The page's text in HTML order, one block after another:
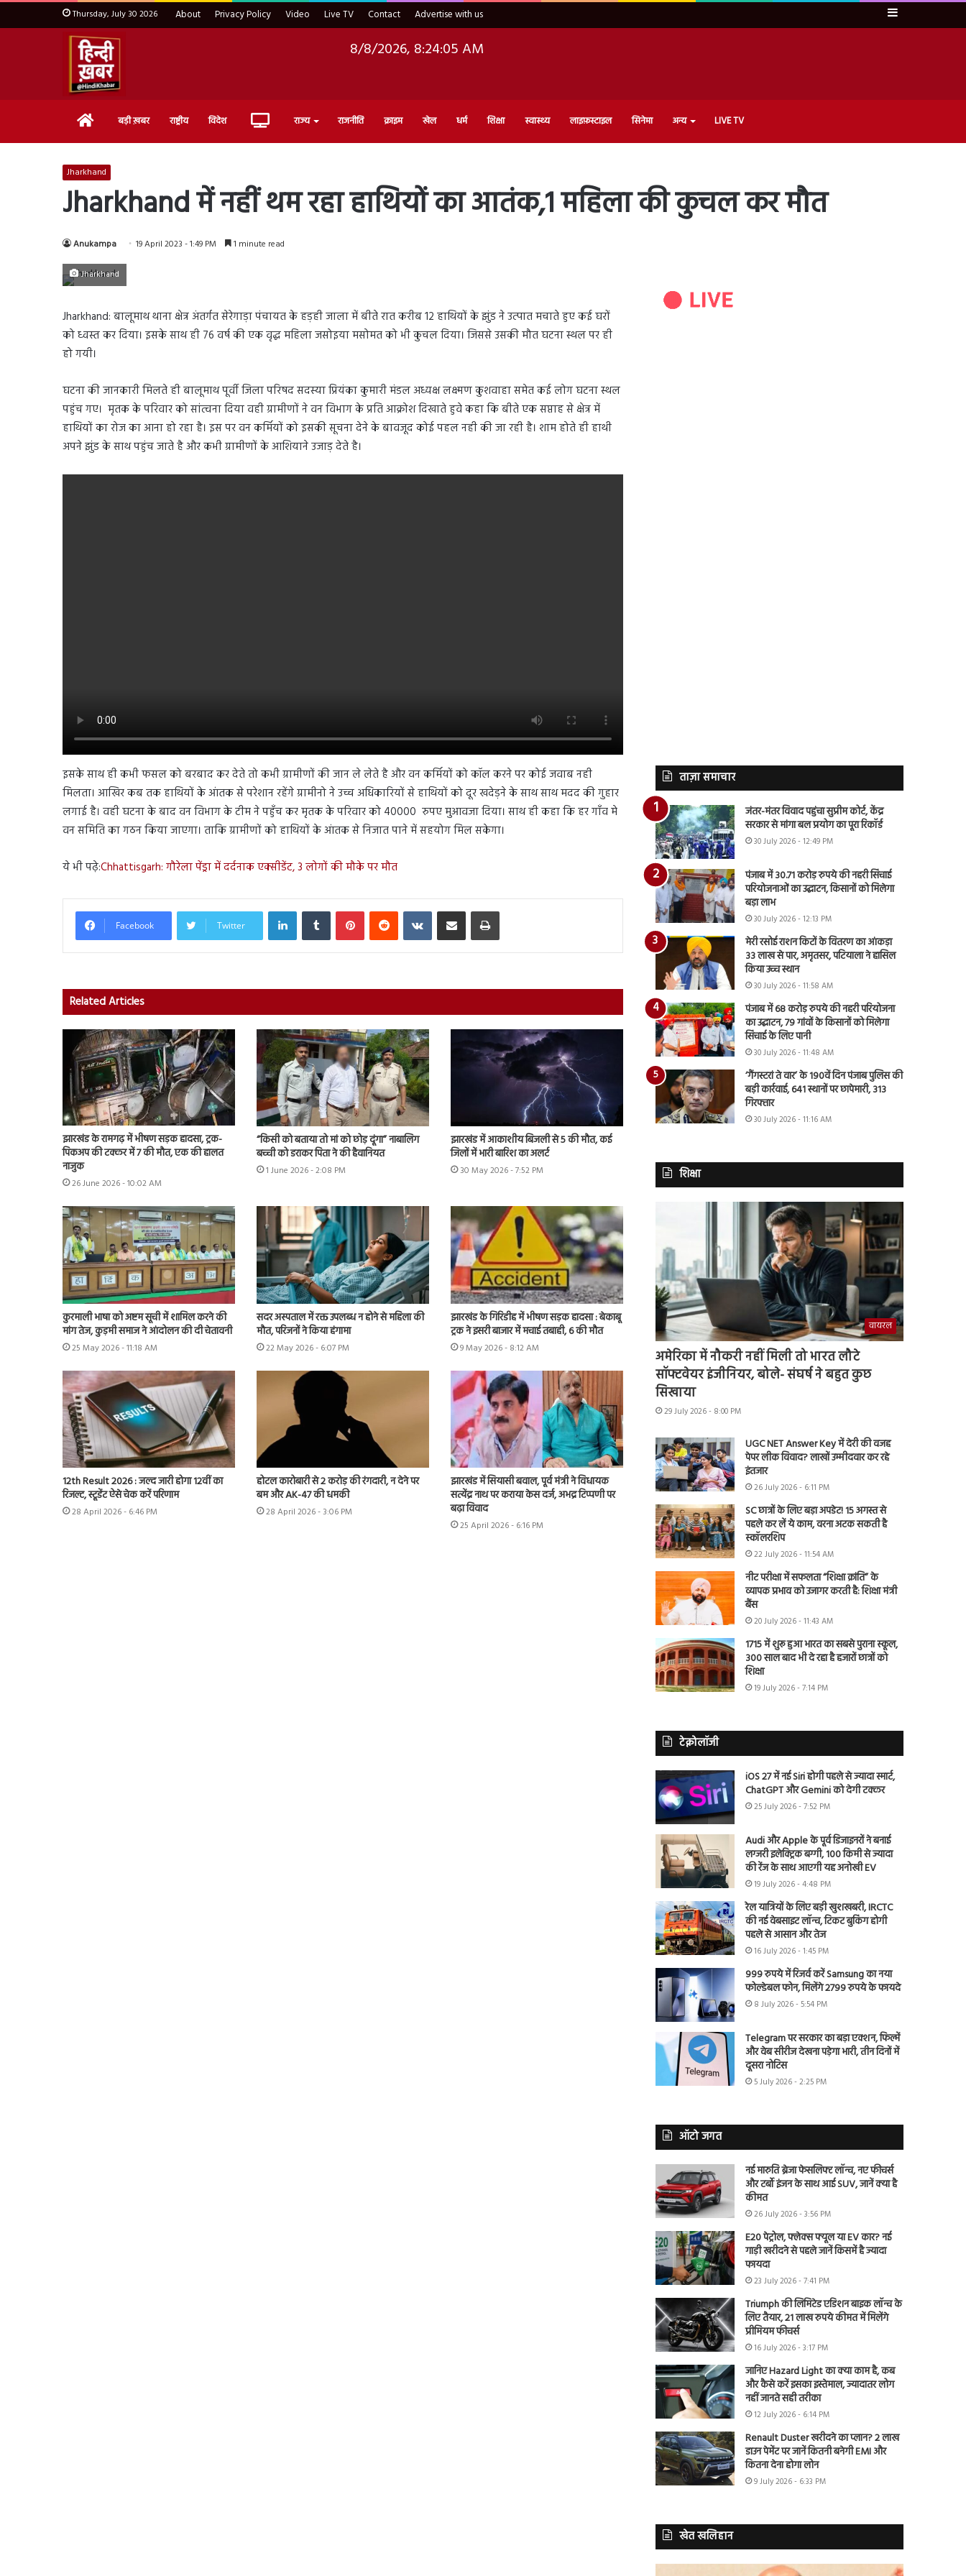
Thursday, July 30 2026 About Privacy Policy Video Live TV Contact Advertise with us Sidebar
8/8/2026, 8:24:06 AM
Home बड़ी ख़बर राष्ट्रीय विदेश Live राज्य राजनीति क्राइम खेल धर्म शिक्षा स्वास्थ्य लाइफ़स्टाइल सिनेमा अन्य LIVE TV
Jharkhand
Jharkhand में नहीं थम रहा हाथियों का आतंक,1 महिला की कुचल कर मौत
Anukampa 19 April 2023 - 1:49 PM 1 minute read
Jharkhand
Jharkhand: बालूमाथ थाना क्षेत्र अंतर्गत सेरेगाड़ा पंचायत के हड़ही जाला में बीते रात करीब 12 हाथियों के झुंड ने उत्पात मचाते हुए कई घरों
को ध्वस्त कर दिया। इसके साथ ही 76 वर्ष की एक वृद्ध महिला जसोइया मसोमत को भी कुचल दिया। जिससे उसकी मौत घटना स्थल पर ही
हो गयी।
घटना की जानकारी मिलते ही बालूमाथ पूर्वी जिला परिषद सदस्या प्रियंका कुमारी मंडल अध्यक्ष लक्ष्मण कुशवाहा समेत कई लोग घटना स्थल
पहुंच गए। मृतक के परिवार को सांत्वना दिया वही ग्रामीणों ने वन विभाग के प्रति आक्रोश दिखाते हुवे कहा कि बीते एक सप्ताह से क्षेत्र में
हाथियों का रोज का आना हो रहा है। इस पर वन कर्मियों को इसकी सूचना देने के बावजूद कोई पहल नही की जा रही है। शाम होते ही हाथी
अपने झुंड के साथ पहुंच जाते है और कभी ग्रामीणों के आशियाने उजाड़ देते है।
इसके साथ ही कभी फसल को बरबाद कर देते तो कभी ग्रामीणों की जान ले लेते है और वन कर्मियों को कॉल करने पर कोई जवाब नही
मिलता। आखिर कब तक हाथियों के आंतक से परेशान रहेंगे ग्रामीनो ने उच्च अधिकारियों से हाथियों को दूर खदेड़ने के साथ साथ मदद की गुहार
लगाई है। वही घटना के बाद वन विभाग के टीम ने पहुँच कर मृतक के परिवार को 40000 रुपए मुआवजा दिया। साथ ही कहा कि हर गाँव मे
वन समिति का गठन किया जाएगा। ताकि ग्रामीणों को हाथियों के आंतक से निजात पाने में सहयोग मिल सकेगा।
ये भी पढ़े:Chhattisgarh: गौरेला पेंड्रा में दर्दनाक एक्सीडेंट, 3 लोगों की मौके पर मौत
Facebook Twitter
LinkedInTumblr PinterestReddit VKontakteShare via Email Print
Related Articles
झारखंड के रामगढ़ में भीषण सड़क हादसा, ट्रक-
पिकअप की टक्कर में 7 की मौत, एक की हालत
नाजुक
26 June 2026 - 10:02 AM
“किसी को बताया तो मां को छोड़ दूंगा” नाबालिग
बच्ची को डराकर पिता ने की हैवानियत
1 June 2026 - 2:08 PM
झारखंड में आकाशीय बिजली से 5 की मौत, कई
जिलों में भारी बारिश का अलर्ट
30 May 2026 - 7:52 PM
कुरमाली भाषा को अष्टम सूची में शामिल करने की
मांग तेज, कुड़मी समाज ने आंदोलन की दी चेतावनी
25 May 2026 - 11:18 AM
सदर अस्पताल में रक्त उपलब्ध न होने से महिला की
मौत, परिजनों ने किया हंगामा
22 May 2026 - 6:07 PM
झारखंड के गिरिडीह में भीषण सड़क हादसा : बेकाबू
ट्रक ने इसरी बाजार में मचाई तबाही, 6 की मौत
9 May 2026 - 8:12 AM
12th Result 2026 : जल्द जारी होगा 12वीं का
रिजल्ट, स्टूडेंट ऐसे चेक करें परिणाम
28 April 2026 - 6:46 PM
होटल कारोबारी से 2 करोड़ की रंगदारी, न देने पर
बम और AK-47 की धमकी
28 April 2026 - 3:06 PM
झारखंड में सियासी बवाल, पूर्व मंत्री ने विधायक
सत्येंद्र नाथ पर कराया केस दर्ज, अभद्र टिप्पणी पर
बढ़ा विवाद
25 April 2026 - 6:16 PM
ताज़ा समाचार
जंतर-मंतर विवाद पहुंचा सुप्रीम कोर्ट, केंद्र
सरकार से मांगा बल प्रयोग का पूरा रिकॉर्ड
30 July 2026 - 12:49 PM
पंजाब में 30.71 करोड़ रुपये की नहरी सिंचाई
परियोजनाओं का उद्घाटन, किसानों को मिलेगा
बड़ा लाभ
30 July 2026 - 12:13 PM
मेरी रसोई राशन किटों के वितरण का आंकड़ा
33 लाख से पार, अमृतसर, पटियाला ने हासिल
किया उच्च स्थान
30 July 2026 - 11:58 AM
पंजाब में 68 करोड़ रुपये की नहरी परियोजना
का उद्घाटन, 79 गांवों के किसानों को मिलेगा
सिंचाई के लिए पानी
30 July 2026 - 11:48 AM
‘गैंगस्टरां ते वार’ के 190वें दिन पंजाब पुलिस की
बड़ी कार्रवाई, 641 स्थानों पर छापेमारी, 313
गिरफ्तार
30 July 2026 - 11:16 AM
शिक्षा
वायरल
अमेरिका में नौकरी नहीं मिली तो भारत लौटे
सॉफ्टवेयर इंजीनियर, बोले- संघर्ष ने बहुत कुछ
सिखाया
29 July 2026 - 8:00 PM
UGC NET Answer Key में देरी की वजह
पेपर लीक विवाद? लाखों उम्मीदवार कर रहे
इंतजार
26 July 2026 - 6:11 PM
SC छात्रों के लिए बड़ा अपडेट! 15 अगस्त से
पहले कर लें ये काम, वरना अटक सकती है
स्कॉलरशिप
22 July 2026 - 11:54 AM
नीट परीक्षा में सफलता “शिक्षा क्रांति” के
व्यापक प्रभाव को उजागर करती है: शिक्षा मंत्री
बैंस
20 July 2026 - 11:43 AM
1715 में शुरू हुआ भारत का सबसे पुराना स्कूल,
300 साल बाद भी दे रहा है हजारों छात्रों को
शिक्षा
19 July 2026 - 7:14 PM
टेक्नोलॉजी
iOS 27 में नई Siri होगी पहले से ज्यादा स्मार्ट,
ChatGPT और Gemini को देगी टक्कर
25 July 2026 - 7:52 PM
Audi और Apple के पूर्व डिजाइनरों ने बनाई
लग्जरी इलेक्ट्रिक बग्गी, 100 किमी से ज्यादा
की रेंज के साथ आएगी यह अनोखी EV
19 July 2026 - 4:48 PM
रेल यात्रियों के लिए बड़ी खुशखबरी, IRCTC
की नई वेबसाइट लॉन्च, टिकट बुकिंग होगी
पहले से आसान और तेज
16 July 2026 - 1:45 PM
999 रुपये में रिजर्व करें Samsung का नया
फोल्डेबल फोन, मिलेंगे 2799 रुपये के फायदे
8 July 2026 - 5:54 PM
Telegram पर सरकार का बड़ा एक्शन, फिल्में
और वेब सीरीज देखना पड़ेगा भारी, तीन दिनों में
दूसरा नोटिस
5 July 2026 - 2:25 PM
ऑटो जगत
नई मारुति ब्रेजा फेसलिफ्ट लॉन्च, नए फीचर्स
और टर्बो इंजन के साथ आई SUV, जानें क्या है
कीमत
26 July 2026 - 3:56 PM
E20 पेट्रोल, फ्लेक्स फ्यूल या EV कार? नई
गाड़ी खरीदने से पहले जानें किसमें है ज्यादा
फायदा
23 July 2026 - 7:41 PM
Triumph की लिमिटेड एडिशन बाइक लॉन्च के
लिए तैयार, 21 लाख रुपये कीमत में मिलेंगे
प्रीमियम फीचर्स
16 July 2026 - 3:17 PM
जानिए Hazard Light का क्या काम है, कब
और कैसे करें इसका इस्तेमाल, ज्यादातर लोग
नहीं जानते सही तरीका
12 July 2026 - 6:14 PM
Renault Duster खरीदने का प्लान? 2 लाख
डाउन पेमेंट पर जानें कितनी बनेगी EMI और
कितना देना होगा लोन
9 July 2026 - 6:33 PM
खेत खलिहान